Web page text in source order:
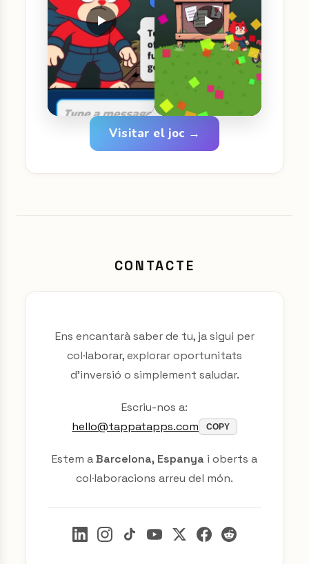
Visitar el joc →
CONTACTE
Ens encantarà saber de tu, ja sigui per
col·laborar, explorar oportunitats
d'inversió o simplement saludar.
Escriu-nos a:
hello@tappatapps.com
COPY
Estem aBarcelona, Espanya i oberts a
col·laboracions arreu del món.